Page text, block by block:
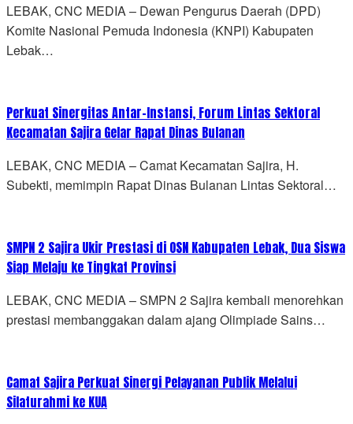
LEBAK, CNC MEDIA – Dewan Pengurus Daerah (DPD)
Komite Nasional Pemuda Indonesia (KNPI) Kabupaten
Lebak…
Perkuat Sinergitas Antar-Instansi, Forum Lintas Sektoral
Kecamatan Sajira Gelar Rapat Dinas Bulanan
LEBAK, CNC MEDIA – Camat Kecamatan Sajira, H.
Subekti, memimpin Rapat Dinas Bulanan Lintas Sektoral…
SMPN 2 Sajira Ukir Prestasi di OSN Kabupaten Lebak, Dua Siswa
Siap Melaju ke Tingkat Provinsi
LEBAK, CNC MEDIA – SMPN 2 Sajira kembali menorehkan
prestasi membanggakan dalam ajang Olimpiade Sains…
Camat Sajira Perkuat Sinergi Pelayanan Publik Melalui
Silaturahmi ke KUA